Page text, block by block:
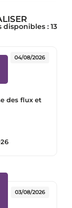
disponibles : 13
des flux et
04/08/2026
03/08/2026